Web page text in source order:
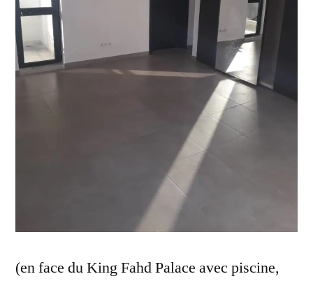
(en face du King Fahd Palace avec piscine,